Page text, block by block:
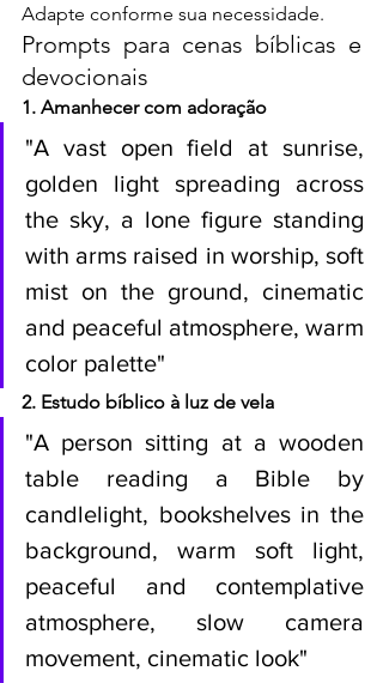
Adapte conforme sua necessidade.
Prompts para cenas bíblicas e
devocionais
1. Amanhecer com adoração
"A vast open field at sunrise,
golden light spreading across
the sky, a lone figure standing
with arms raised in worship, soft
mist on the ground, cinematic
and peaceful atmosphere, warm
color palette"
2. Estudo bíblico à luz de vela
"A person sitting at a wooden
table reading a Bible by
candlelight, bookshelves in the
background, warm soft light,
peaceful and contemplative
atmosphere, slow camera
movement, cinematic look"